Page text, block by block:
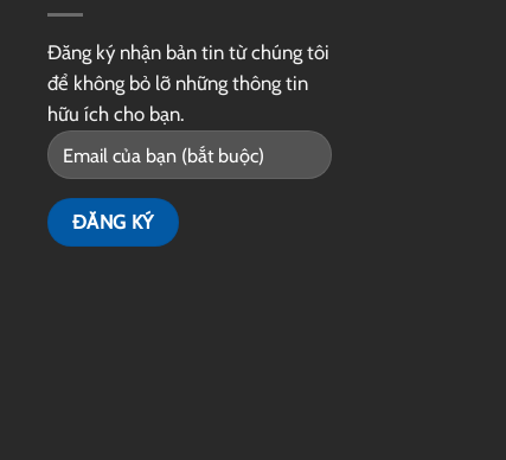
Đăng ký nhận bản tin từ chúng tôi
để không bỏ lỡ những thông tin
hữu ích cho bạn.